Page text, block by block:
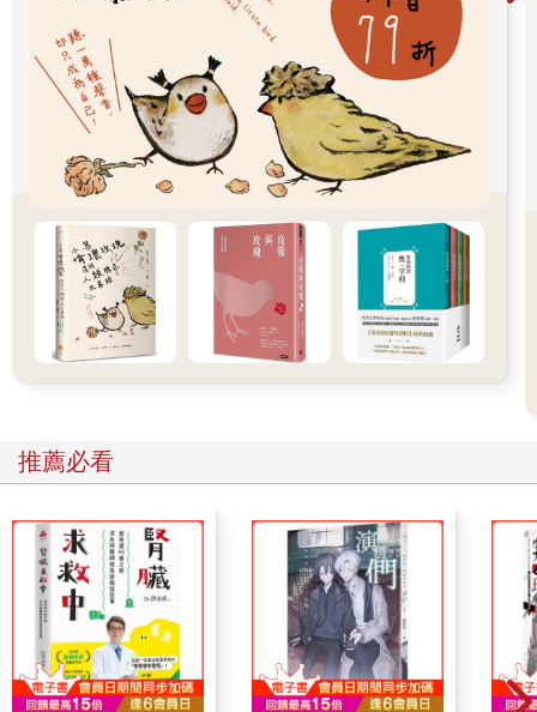
轉眼之間，那個影子就在烏洛洛•多尼的古董花瓶前變成一個男人
的身影。
那是一個年輕男人，身材乾瘦，似乎體弱多病，衣著打扮看起來
像古代人。他帶著充滿憤恨的陰鬱眼神注視著花瓶，然後好像被
吸進了花瓶般，一下子就消失不見了。
彼特嚇出一身冷汗。
原來是真的，真的有幽靈！
那天之後，幽靈就經常出現在彼特一家人面前。起初只有晚上出
現，到後來連大白天也會現身。
彼特太太和女兒嚇壞了，決定逃回太太的娘家。
「在你處理掉那個花瓶之前，我們不會回家！」
「處理……難道你要我打破那個花瓶嗎？」
「怎麼可能？這可是烏洛洛•多尼的花瓶！不是叫你做這種魯莽的
事情，而是要想辦法趕走那個幽靈！」
就算太太這麼說，彼特也不知道該怎麼辦才好。
幽靈繼續留在家裡。哎呀，到底該怎麼辦呢？還是暫時寄放到某
個地方呢？也許在寄放期間，幽靈就自己離開花瓶了。
正當彼特打著如意算盤時，他聽到了花瓣飄落般的聲音。
抬頭一看，發現不遠處有一張卡片。深棕色的卡片上，畫著漂亮
的金色和綠色的蔓草圖案。
這張卡片是從哪裡冒出來的？彼特感到納悶，但還是把卡片撿了
起來。
對折的卡片正面用銀色墨水寫著「十年屋」三個字，卡片背面寫
了以下的內容。
有些心愛的物品，即使壞了也捨不得丟。
推薦必看